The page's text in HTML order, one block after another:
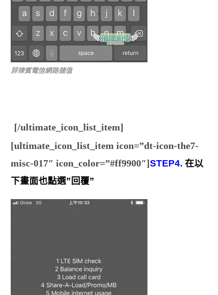
菲律賓電信網路儲值
[/ultimate_icon_list_item]
[ultimate_icon_list_item icon=”dt-icon-the7-
misc-017″ icon_color=”#ff9900″]STEP4.在以
下畫面也點選”回覆”